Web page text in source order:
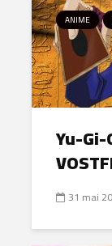
ANIME
Yu-
31 mai